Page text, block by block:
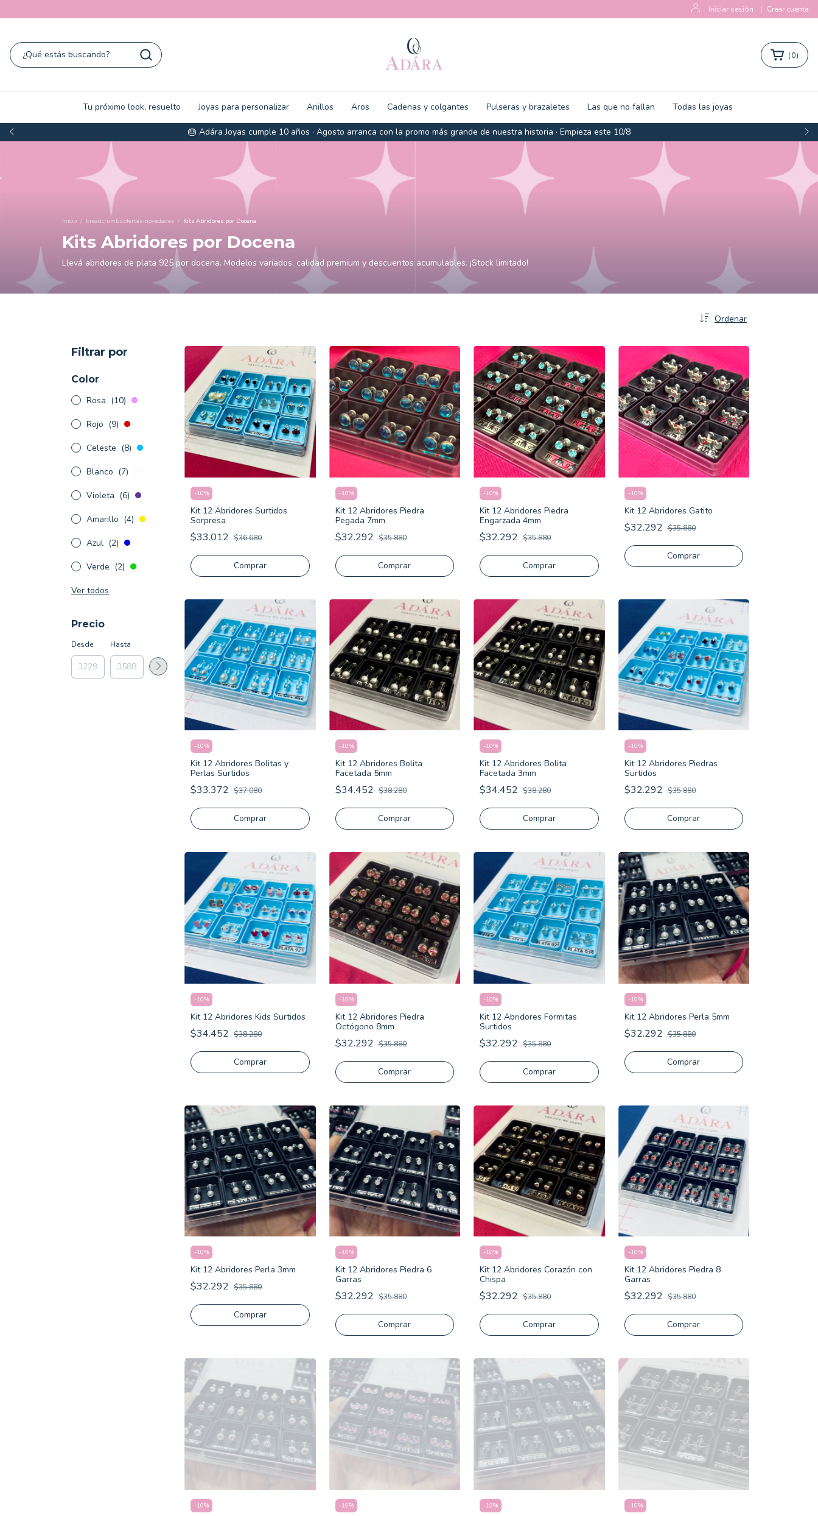
Iniciar sesión | Crear cuenta
🎂 Adára Joyas cumple 10 años · Agosto arranca con la promo más grande de nuestra historia · Empieza este 10/8
(0)
Tu próximo look, resuelto Joyas para personalizar Anillos Aros Cadenas y colgantes Pulseras y brazaletes Las que no fallan Todas las joyas
Inicio / breadcrumbs.ofertas-novedades / Kits Abridores por Docena
Kits Abridores por Docena
Llevá abridores de plata 925 por docena. Modelos variados, calidad premium y descuentos acumulables. ¡Stock limitado!
Ordenar
Filtrar por
Color
Rosa (10)
Rojo (9)
Celeste (8)
Blanco (7)
Violeta (6)
Amarillo (4)
Azul (2)
Verde (2)
Ver todos
Precio
Desde Hasta
-10%
Kit 12 Abridores Surtidos
Sorpresa
$33.012 $36.680
-10%
Kit 12 Abridores Piedra
Pegada 7mm
$32.292 $35.880
Comprar
-10%
Kit 12 Abridores Piedra
Engarzada 4mm
$32.292 $35.880
Comprar
-10%
Kit 12 Abridores Gatito
$32.292 $35.880
Comprar
-10%
Kit 12 Abridores Bolitas y
Perlas Surtidos
$33.372 $37.080
-10%
Kit 12 Abridores Bolita
Facetada 5mm
$34.452 $38.280
-10%
Kit 12 Abridores Bolita
Facetada 3mm
$34.452 $38.280
-10%
Kit 12 Abridores Piedras
Surtidos
$32.292 $35.880
-10%
Kit 12 Abridores Kids Surtidos
$34.452 $38.280
-10%
Kit 12 Abridores Piedra
Octógono 8mm
$32.292 $35.880
Comprar
-10%
Kit 12 Abridores Formitas
Surtidos
$32.292 $35.880
-10%
Kit 12 Abridores Perla 5mm
$32.292 $35.880
-10%
Kit 12 Abridores Perla 3mm
$32.292 $35.880
-10%
Kit 12 Abridores Piedra 6
Garras
$32.292 $35.880
-10%
Kit 12 Abridores Corazón con
Chispa
$32.292 $35.880
-10%
Kit 12 Abridores Piedra 8
Garras
$32.292 $35.880
Comprar
-10% -10% -10% -10%